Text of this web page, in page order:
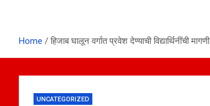
Home हिजाब घालून वर्गात प्रवेश देण्याची विद्यार्थिनींची मागणी
UNCATEGORIZED